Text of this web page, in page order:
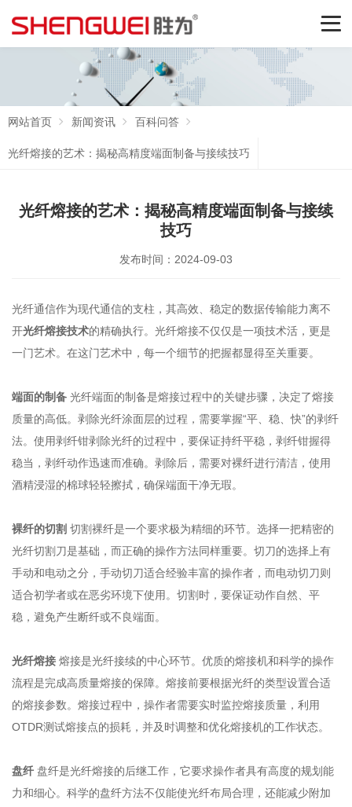
网站首页 新闻资讯 百科问答
光纤熔接的艺术：揭秘高精度端面制备与接续技巧
光纤熔接的艺术：揭秘高精度端面制备与接续
技巧
发布时间：2024-09-03
光纤通信作为现代通信的支柱，其高效、稳定的数据传输能力离不
开光纤熔接技术的精确执行。光纤熔接不仅仅是一项技术活，更是
一门艺术。在这门艺术中，每一个细节的把握都显得至关重要。
端面的制备 光纤端面的制备是熔接过程中的关键步骤，决定了熔接
质量的高低。剥除光纤涂面层的过程，需要掌握“平、稳、快”的剥纤
法。使用剥纤钳剥除光纤的过程中，要保证持纤平稳，剥纤钳握得
稳当，剥纤动作迅速而准确。剥除后，需要对裸纤进行清洁，使用
酒精浸湿的棉球轻轻擦拭，确保端面干净无瑕。
裸纤的切割 切割裸纤是一个要求极为精细的环节。选择一把精密的
光纤切割刀是基础，而正确的操作方法同样重要。切刀的选择上有
手动和电动之分，手动切刀适合经验丰富的操作者，而电动切刀则
适合初学者或在恶劣环境下使用。切割时，要保证动作自然、平
稳，避免产生断纤或不良端面。
光纤熔接 熔接是光纤接续的中心环节。优质的熔接机和科学的操作
流程是完成高质量熔接的保障。熔接前要根据光纤的类型设置合适
的熔接参数。熔接过程中，操作者需要实时监控熔接质量，利用
OTDR测试熔接点的损耗，并及时调整和优化熔接机的工作状态。
盘纤 盘纤是光纤熔接的后继工作，它要求操作者具有高度的规划能
力和细心。科学的盘纤方法不仅能使光纤布局合理，还能减少附加